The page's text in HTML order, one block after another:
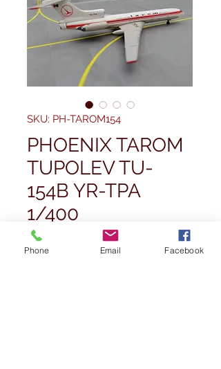
SKU: PH-TAROM154
PHOENIX TAROM
TUPOLEV TU-
154B YR-TPA
1/400
59,99 GBP Precio
Phone Email Facebook